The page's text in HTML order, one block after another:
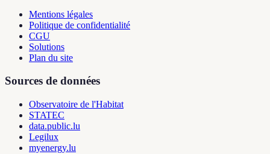
Mentions légales
Politique de confidentialité
CGU
Solutions
Plan du site
Sources de données
Observatoire de l'Habitat
STATEC
data.public.lu
Legilux
myenergy.lu